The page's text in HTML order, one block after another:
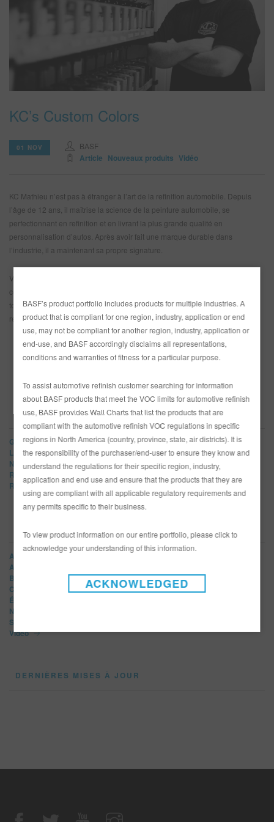
RECHERCHE - SITE
KC’s Custom Colors
01 NOV BASF
Article Nouveaux produits Vidéo
KC Mathieu n’est pas à étranger à l’art de la refinition automobile. Depuis
l’âge de 12 ans, il maîtrise la science de la peinture automobile, se
perfectionnant en refinition et en livrant la plus grande qualité en
personnalisation d’autos. Après avoir fait une marque durable dans
l’industrie, il a maintenant sa propre signature.
Voici KC’s Custom Colors – sept tons de noir infusés d’un soupçon de
couleur – pour produire des résultats réellement uniques, comme d’ailleurs
tous les projets de KC. Vous obtenez toujours le look que vous
recherchez.Seul KC peut produire des noirs si éclatants et lustrés.
MARQUES
Glasurit
LIMCO
Norbin
R-M
Refinity
Afficher tout
Article
Bulletins
Communiqués de presse
Événements
Nouveaux produits
Salons professionnels
Vidéo
DERNIÈRES MISES À JOUR
BASF’s product portfolio includes products for multiple industries. A
product that is compliant for one region, industry, application or end
use, may not be compliant for another region, industry, application or
end-use, and BASF accordingly disclaims all representations,
conditions and warranties of fitness for a particular purpose.
To assist automotive refinish customer searching for information
about BASF products that meet the VOC limits for automotive refinish
use, BASF provides Wall Charts that list the products that are
compliant with the automotive refinish VOC regulations in specific
regions in North America (country, province, state, air districts). It is
the responsibility of the purchaser/end-user to ensure they know and
understand the regulations for their specific region, industry,
application and end use and ensure that the products that they are
using are compliant with all applicable regulatory requirements and
any permits specific to their business.
To view product information on our entire portfolio, please click to
acknowledge your understanding of this information.
ACKNOWLEDGED